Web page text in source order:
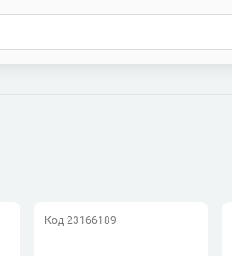
Код 23166189